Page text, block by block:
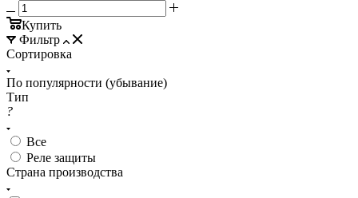
Купить
Фильтр
Сортировка
По популярности (убывание)
Тип
?
Все
Реле защиты
Страна производства